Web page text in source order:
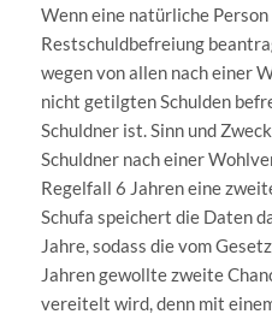
Wenn eine natürliche
Restschuldbefreiung
wegen von allen nach einer
nicht getilgten Schulden
Schuldner ist. Sinn und
Schuldner nach einer
Regelfall 6 Jahren eine
Schufa speichert die Daten
Jahre, sodass die vom
Jahren gewollte zweite
vereitelt wird, denn mit